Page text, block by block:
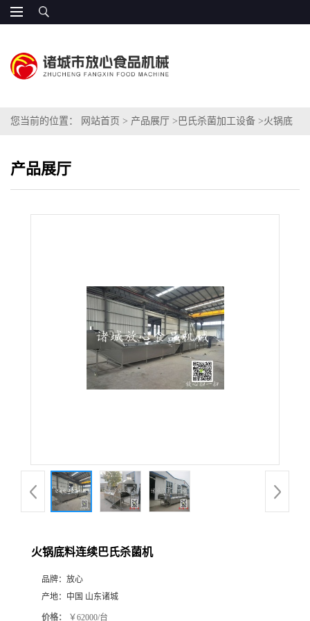
您当前的位置： 网站首页 > 产品展厅 > 巴氏杀菌加工设备 >火锅底
产品展厅
火锅底料连续巴氏杀菌机
品牌： 放心
产地： 中国 山东诸城
价格： ￥62000/台